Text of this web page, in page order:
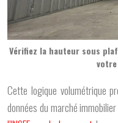
Vérifiez la hauteur sous
Cette logique volumétrique
données du marché